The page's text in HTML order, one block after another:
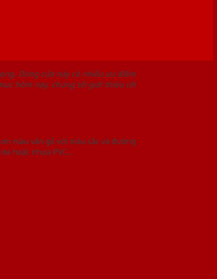
Dòng cửa này có nhiều ưu điểm
hôm nay, chúng tôi giới thiệu tới
màu vân gỗ với màu sắc và đường
hoặc nhựa PVC….